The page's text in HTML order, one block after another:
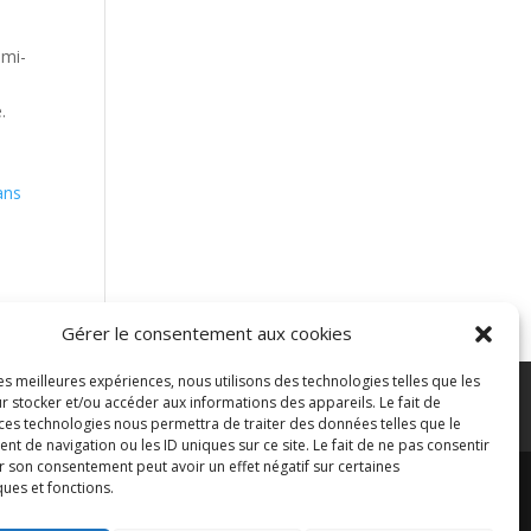
Gérer le consentement aux cookies
meilleures expériences, nous utilisons des technologies telles que les
stocker et/ou accéder aux informations des appareils. Le fait de
technologies nous permettra de traiter des données telles que le
de navigation ou les ID uniques sur ce site. Le fait de ne pas consentir
son consentement peut avoir un effet négatif sur certaines
et fonctions.
Blog